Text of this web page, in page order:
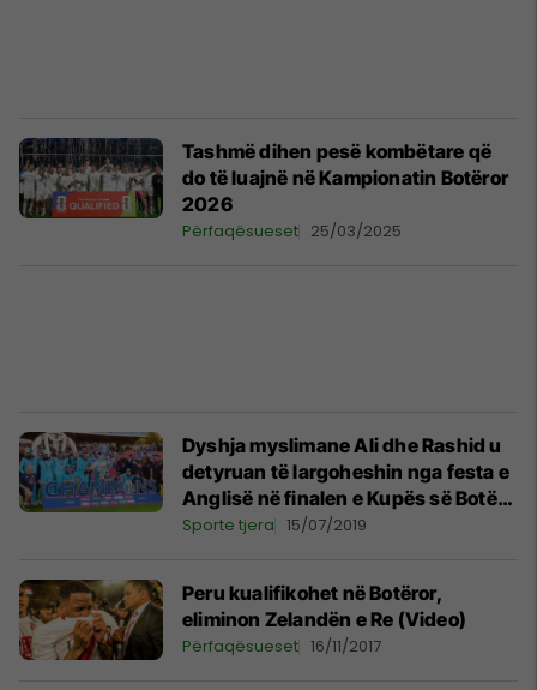
Tashmë dihen pesë kombëtare që
do të luajnë në Kampionatin Botëror
2026
Përfaqësueset 25/03/2025
Dyshja myslimane Ali dhe Rashid u
detyruan të largoheshin nga festa e
Anglisë në finalen e Kupës së Botës
në Kriket, shkaku spërkatjes me
Sporte tjera 15/07/2019
Peru kualifikohet në Botëror,
eliminon Zelandën e Re (Video)
Përfaqësueset 16/11/2017